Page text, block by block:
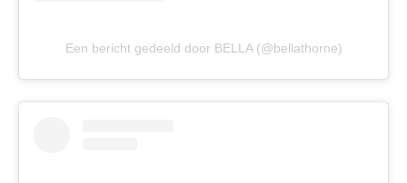
Een bericht gedeeld door BELLA (@bellathorne)